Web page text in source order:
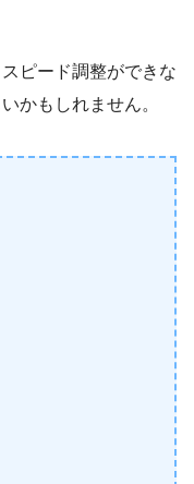
ピード調整ができな
かもしれません。